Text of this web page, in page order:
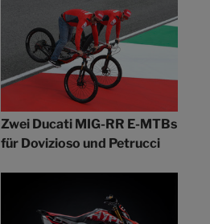
Zwei Ducati MIG-RR E-MTBs
für Dovizioso und Petrucci